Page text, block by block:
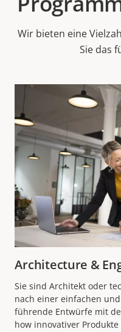
Wir bieten eine
Sie das
Architecture &
Sie sind Architekt oder
nach einer einfachen
führende Entwürfe mit
how innovativer